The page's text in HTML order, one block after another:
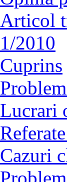
Articol
1/2010
Cuprins
Lucrari
Cazuri